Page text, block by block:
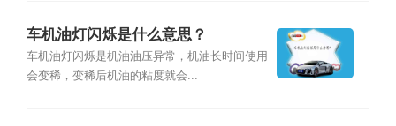
车机油灯闪烁是什么意思？
车机油灯闪烁是机油油压异常，机油长时间使用
会变稀，变稀后机油的粘度就会...